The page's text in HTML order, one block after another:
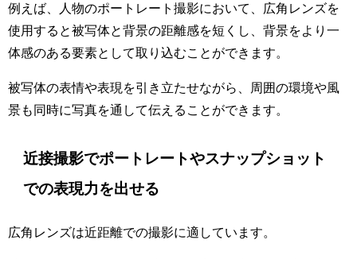
例えば、人物のポートレート撮影において、広角レンズを
使用すると被写体と背景の距離感を短くし、背景をより一
体感のある要素として取り込むことができます。
被写体の表情や表現を引き立たせながら、周囲の環境や風
景も同時に写真を通して伝えることができます。
近接撮影でポートレートやスナップショット
での表現力を出せる
広角レンズは近距離での撮影に適しています。